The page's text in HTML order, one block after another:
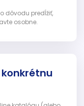
dôvodu predĺžiť,
osobne.